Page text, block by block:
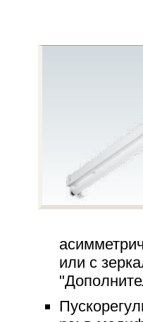
или с